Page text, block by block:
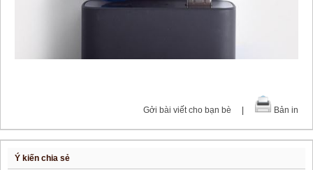
Gởi bài viết cho bạn bè Bản in
Ý kiến chia sẻ